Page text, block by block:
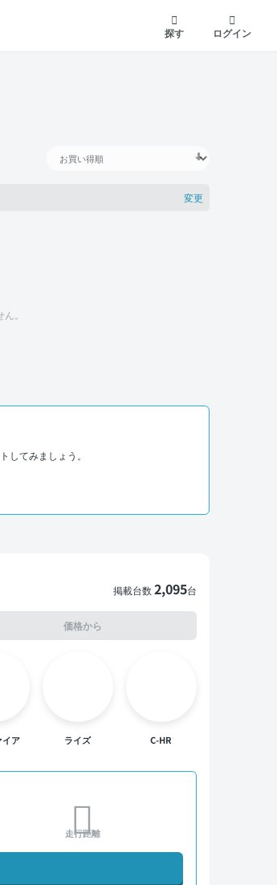
探す
ログイン
変更
。
してみましょう。
掲載台数2,095台
価格から
イア ライズ C-HR
走行距離